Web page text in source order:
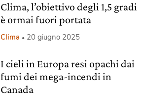
Clima, l’obiettivo degli 1,5 gradi
è ormai fuori portata
Clima 20 giugno 2025
I cieli in Europa resi opachi dai
fumi dei mega-incendi in
Canada